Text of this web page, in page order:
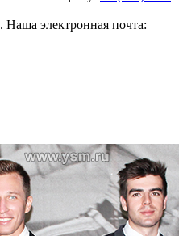
. Наша электронная почта: